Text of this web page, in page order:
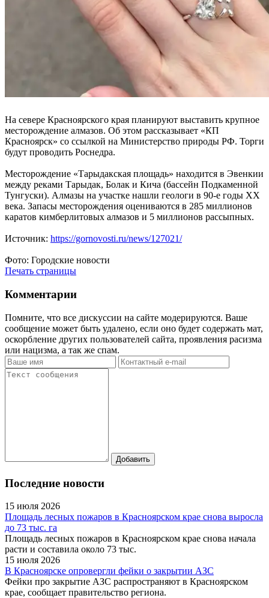
На севере Красноярского края планируют выставить крупное
месторождение алмазов. Об этом рассказывает «КП
Красноярск» со ссылкой на Министерство природы РФ. Торги
будут проводить Роснедра.
Месторождение «Тарыдакская площадь» находится в Эвенкии
между реками Тарыдак, Болак и Кича (бассейн Подкаменной
Тунгуски). Алмазы на участке нашли геологи в 90-е годы ХХ
века. Запасы месторождения оцениваются в 285 миллионов
каратов кимберлитовых алмазов и 5 миллионов рассыпных.
Источник: https://gornovosti.ru/news/127021/
Фото: Городские новости
Печать страницы
Комментарии
Помните, что все дискуссии на сайте модерируются. Ваше
сообщение может быть удалено, если оно будет содержать мат,
оскорбление других пользователей сайта, проявления расизма
или нацизма, а так же спам.
Последние новости
15 июля 2026
Площадь лесных пожаров в Красноярском крае снова выросла
до 73 тыс. га
Площадь лесных пожаров в Красноярском крае снова начала
расти и составила около 73 тыс.
15 июля 2026
В Красноярске опровергли фейки о закрытии АЗС
Фейки про закрытие АЗС распространяют в Красноярском
крае, сообщает правительство региона.